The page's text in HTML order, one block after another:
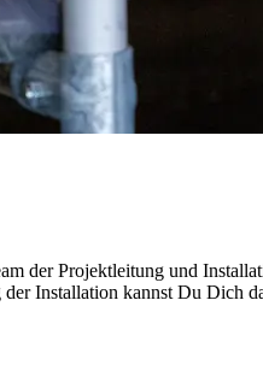
der Projektleitung und
Installation kannst Du Dich